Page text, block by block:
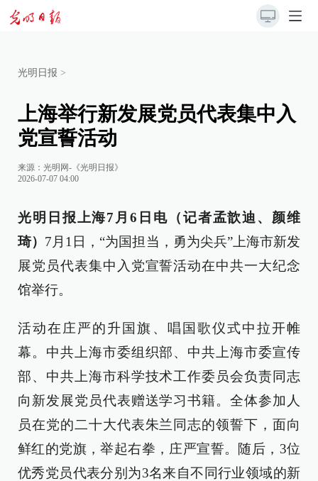
光明日报 >
上海举行新发展党员代表集中入
党宣誓活动
来源： 光明网-《光明日报》
2026-07-07 04:00
光明日报上海7月6日电（记者孟歆迪、颜维
琦） 7月1日，“为国担当，勇为尖兵”上海市新发
展党员代表集中入党宣誓活动在中共一大纪念
馆举行。
活动在庄严的升国旗、唱国歌仪式中拉开帷
幕。中共上海市委组织部、中共上海市委宣传
部、中共上海市科学技术工作委员会负责同志
向新发展党员代表赠送学习书籍。全体参加人
员在党的二十大代表朱兰同志的领誓下，面向
鲜红的党旗，举起右拳，庄严宣誓。随后，3位
优秀党员代表分别为3名来自不同行业领域的新